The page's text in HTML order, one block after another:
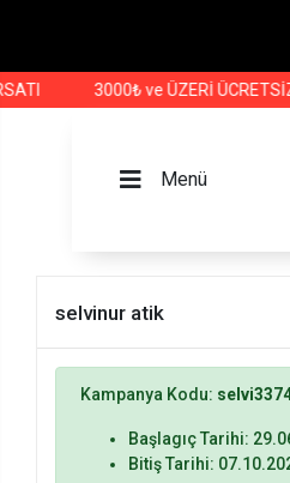
3000₺ ve ÜZERİ ÜCRETSİZ
Menü
selvinur atik
Kampanya Kodu:
Başlagıç Tarihi:
Bitiş Tarihi: